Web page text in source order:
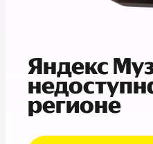
Яндекс
регионе